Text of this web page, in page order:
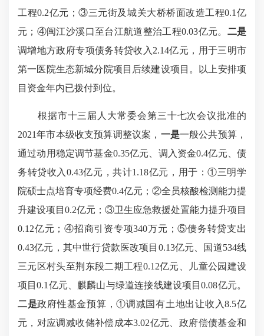
工程0.2亿元；③三元街及城关大桥桥面改造工程0.1亿
元；④闽江沙溪口至台江航道整治工程0.03亿元。 二是
调增地方政府专项债务转贷收入2.14亿元，用于三明市
第一医院生态新城分院项目后续建设项目。以上安排项
目资金年内已拨付到位。
根据市十三届人大常委会第三十七次会议批准的
2021年市本级收支预算调整议案， 一是一般公共预算，
通过动用稳定调节基金0.35亿元、调入资金0.4亿元、债
务转贷收入0.43亿元，共计1.18亿元，用于：①三明学
院硕士点培育专项经费0.4亿元；②全员核酸检测能力提
升建设项目0.2亿元；③卫生应急救援处置能力提升项目
0.12亿元；④招商引资专项340万元；⑤债务转贷支出
0.43亿元，其中世行贷款医改项目0.13亿元、国道534线
三元区村头至荆东段二期工程0.12亿元、儿童公园建设
项目0.1亿元、麒麟山与绿道连接线建设项目0.08亿元。
二是政府性基金预算，①调减国有土地出让收入8.5亿
元，对应调减收储补偿成本3.02亿元、政府偿债基金和